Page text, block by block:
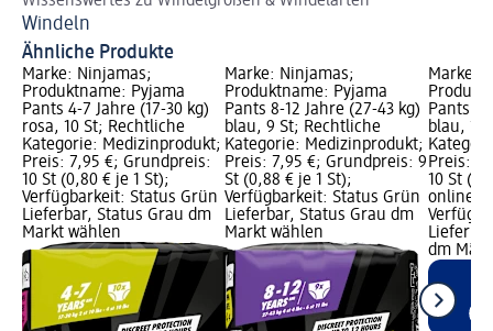
Windeln
Ähnliche Produkte
Marke: Ninjamas;
Produktname: Pyjama
Pants 4-7 Jahre (17-30 kg)
rosa, 10 St; Rechtliche
Kategorie: Medizinprodukt;
Preis: 7,95 €; Grundpreis:
10 St (0,80 € je 1 St);
Verfügbarkeit: Status Grün
Lieferbar, Status Grau dm
Markt wählen
Marke: Ninjamas;
Produktname: Pyjama
Pants 8-12 Jahre (27-43 kg)
blau, 9 St; Rechtliche
Kategorie: Medizinprodukt;
Preis: 7,95 €; Grundpreis: 9
St (0,88 € je 1 St);
Verfügbarkeit: Status Grün
Lieferbar, Status Grau dm
Markt wählen
Marke:
Pants 4-
blau, 10
Preis:
10 St
online
dm